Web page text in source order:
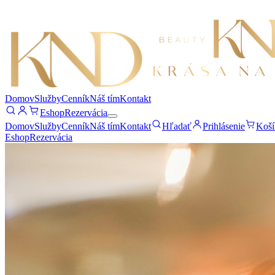
DomovSlužbyCenníkNáš tímKontakt
EshopRezervácia
DomovSlužbyCenníkNáš tímKontakt Hľadať Prihlásenie
EshopRezervácia